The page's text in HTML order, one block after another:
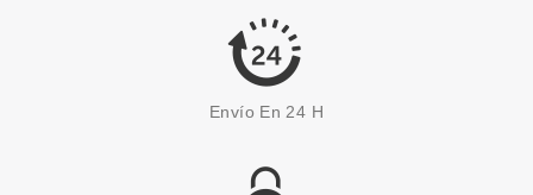
16.55€
Envío En 24 H